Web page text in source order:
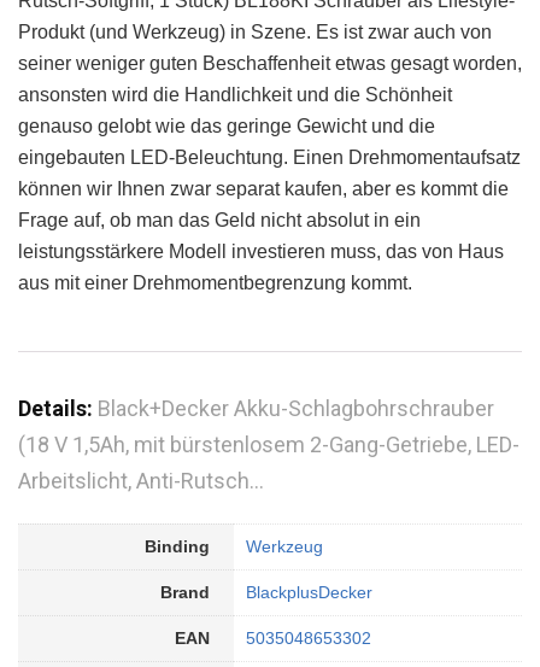
Produkt (und Werkzeug) in Szene. Es ist zwar auch von
seiner weniger guten Beschaffenheit etwas gesagt worden,
ansonsten wird die Handlichkeit und die Schönheit
genauso gelobt wie das geringe Gewicht und die
eingebauten LED-Beleuchtung. Einen Drehmomentaufsatz
können wir Ihnen zwar separat kaufen, aber es kommt die
Frage auf, ob man das Geld nicht absolut in ein
leistungsstärkere Modell investieren muss, das von Haus
aus mit einer Drehmomentbegrenzung kommt.
Details: Black+Decker Akku-Schlagbohrschrauber
(18 V 1,5Ah, mit bürstenlosem 2-Gang-Getriebe, LED-
Arbeitslicht, Anti-Rutsch…
Binding Werkzeug
Brand BlackplusDecker
EAN 5035048653302